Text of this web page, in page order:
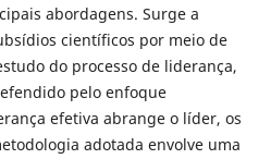
abordagens. Surge a
científicos por meio de
do processo de liderança,
pelo enfoque
efetiva abrange o líder, os
adotada envolve uma